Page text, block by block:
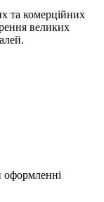
та комерційних
великих
оформленні